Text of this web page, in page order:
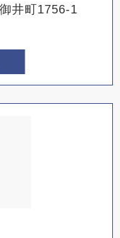
井町1756-1